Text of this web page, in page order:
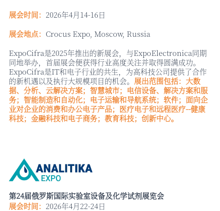
展会时间： 2026年4月14-16日
展会地点： Crocus Expo, Moscow, Russia
ExpoCifra是2025年推出的新展会，与ExpoElectronica同期
同地举办，首届展会便获得行业高度关注并取得圆满成功。
ExpoCifra是IT和电子行业的共生，为高科技公司提供了合作
的新机遇以及执行大规模项目的机会。 展出范围包括：大数
据、分析、云解决方案；智慧城市；电信设备、解决方案和服
务；智能制造和自动化；电子运输和导航系统；软件；面向企
业对企业的消费和办公电子产品；医疗电子和远程医疗--健康
科技；金融科技和电子商务；教育科技；创新中心。
第24届俄罗斯国际实验室设备及化学试剂展览会
展会时间： 2026年4月22-24日